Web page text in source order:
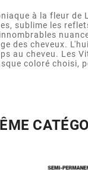
à la fleur
sublime les
des cheveux.
au cheveu. Les
coloré choisi,